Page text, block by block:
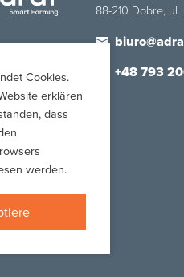
88-210 Dobre,
+48 793
Cookies.
erklären
dass
werden.